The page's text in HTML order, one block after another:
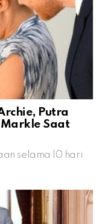
Putra
Saat
selama 10 hari